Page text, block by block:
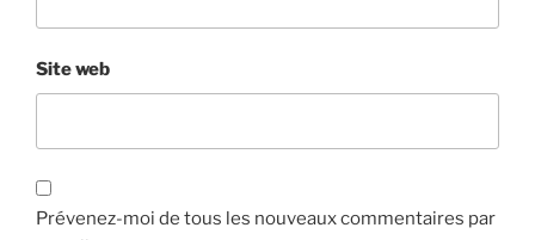
Site web
Prévenez-moi de tous les nouveaux commentaires par